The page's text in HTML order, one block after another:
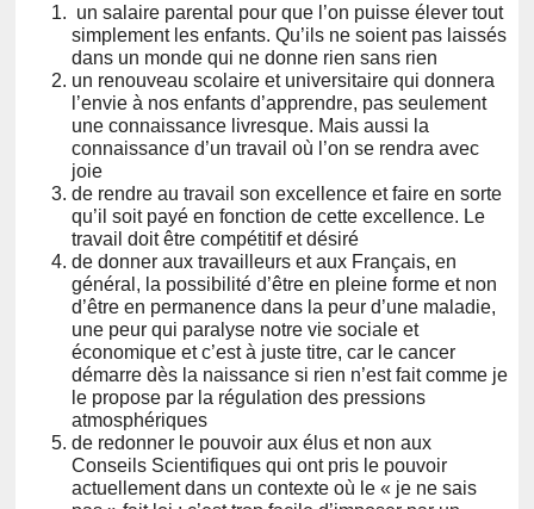
un salaire parental pour que l’on puisse élever tout
simplement les enfants. Qu’ils ne soient pas laissés
dans un monde qui ne donne rien sans rien
un renouveau scolaire et universitaire qui donnera
l’envie à nos enfants d’apprendre, pas seulement
une connaissance livresque. Mais aussi la
connaissance d’un travail où l’on se rendra avec
joie
de rendre au travail son excellence et faire en sorte
qu’il soit payé en fonction de cette excellence. Le
travail doit être compétitif et désiré
de donner aux travailleurs et aux Français, en
général, la possibilité d’être en pleine forme et non
d’être en permanence dans la peur d’une maladie,
une peur qui paralyse notre vie sociale et
économique et c’est à juste titre, car le cancer
démarre dès la naissance si rien n’est fait comme je
le propose par la régulation des pressions
atmosphériques
de redonner le pouvoir aux élus et non aux
Conseils Scientifiques qui ont pris le pouvoir
actuellement dans un contexte où le « je ne sais